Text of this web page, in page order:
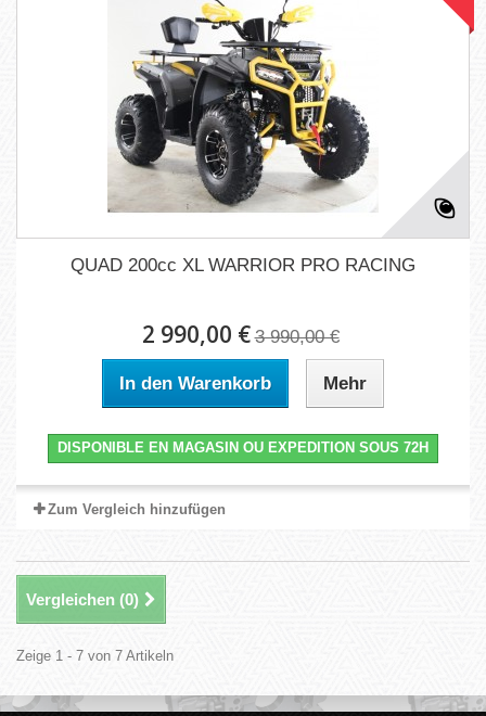
QUAD 200cc XL WARRIOR PRO RACING
2 990,00 € 3 990,00 €
In den Warenkorb Mehr
DISPONIBLE EN MAGASIN OU EXPEDITION SOUS 72H
Zum Vergleich hinzufügen
Vergleichen (0)
Zeige 1 - 7 von 7 Artikeln